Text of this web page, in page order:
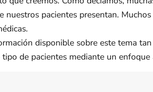
pacientes presentan.
disponible sobre este tema
de pacientes mediante un